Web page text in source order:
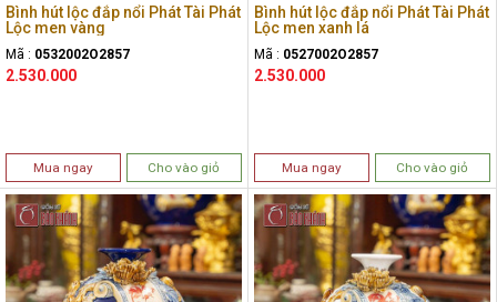
Bình hút lộc đắp nổi Phát Tài Phát
Lộc men vàng
Mã : 0532002O2857
2.530.000
Mua ngay Cho vào giỏ
Bình hút lộc đắp nổi Phát Tài Phát
Lộc men xanh lá
Mã : 0527002O2857
2.530.000
Mua ngay Cho vào giỏ